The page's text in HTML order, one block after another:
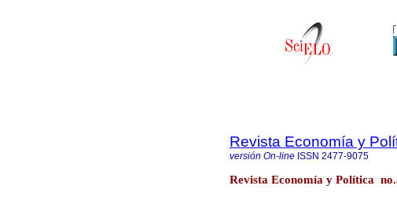
Revista Economía y
versión On-line ISSN 2477-9075
Revista Economía y Política